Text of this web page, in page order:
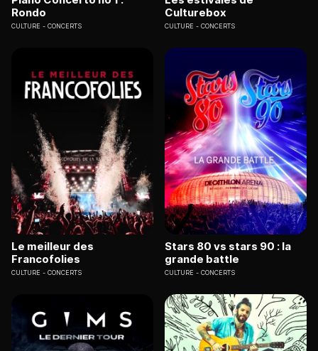
Rondo
CULTURE CONCERTS
Culturebox
CULTURE CONCERTS
Le meilleur des
Francofolies
CULTURE CONCERTS
Stars 80 vs stars 90 : la
grande battle
CULTURE CONCERTS